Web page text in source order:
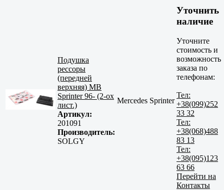
Подушка
рессоры
(передней
верхняя) MB
Sprinter 96- (2-ох
лист.)
Артикул:
201091
Производитель:
SOLGY
Mercedes Sprinter
Уточнить
наличие
Уточните
стоимость и
возможность
заказа по
телефонам:
Тел:
+38(099)252
33 32
Тел:
+38(068)488
83 13
Тел:
+38(095)123
63 66
Перейти на
Контакты